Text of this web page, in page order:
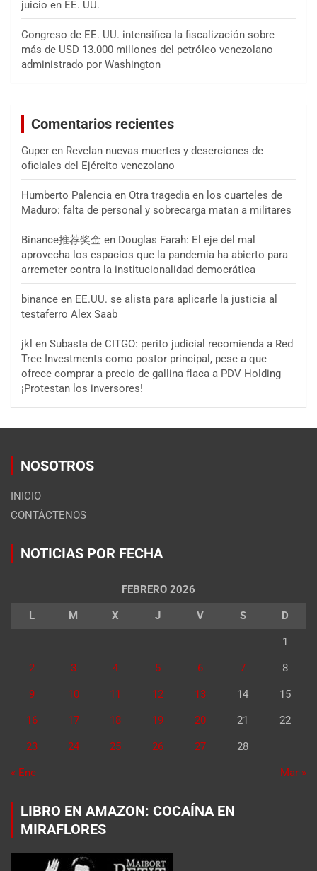
juicio en EE. UU.
Congreso de EE. UU. intensifica la fiscalización sobre
más de USD 13.000 millones del petróleo venezolano
administrado por Washington
Comentarios recientes
Guper en Revelan nuevas muertes y deserciones de
oficiales del Ejército venezolano
Humberto Palencia en Otra tragedia en los cuarteles de
Maduro: falta de personal y sobrecarga matan a militares
Binance推荐奖金 en Douglas Farah: El eje del mal
aprovecha los espacios que la pandemia ha abierto para
arremeter contra la institucionalidad democrática
binance en EE.UU. se alista para aplicarle la justicia al
testaferro Alex Saab
jkl en Subasta de CITGO: perito judicial recomienda a Red
Tree Investments como postor principal, pese a que
ofrece comprar a precio de gallina flaca a PDV Holding
¡Protestan los inversores!
NOSOTROS
INICIO
CONTÁCTENOS
NOTICIAS POR FECHA
FEBRERO 2026
L M X J V S D
1
2 3 4 5 6 7 8
9 10 11 12 13 14 15
16 17 18 19 20 21 22
23 24 25 26 27 28
« Ene Mar »
LIBRO EN AMAZON: COCAÍNA EN
MIRAFLORES